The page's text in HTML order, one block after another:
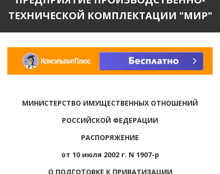
ТЕХНИЧЕСКОЙ КОМПЛЕКТАЦИИ "МИР"
МИНИСТЕРСТВО ИМУЩЕСТВЕННЫХ ОТНОШЕНИЙ
РОССИЙСКОЙ ФЕДЕРАЦИИ
РАСПОРЯЖЕНИЕ
от 10 июля 2002 г. N 1907-р
О ПОДГОТОВКЕ К ПРИВАТИЗАЦИИ